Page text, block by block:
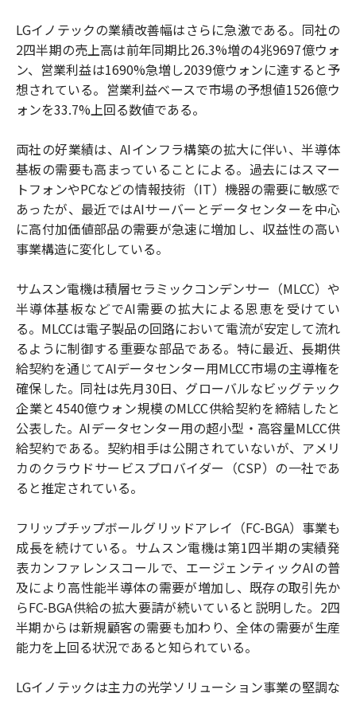
LGイノテックの業績改善幅はさらに急激である。同社の
2四半期の売上高は前年同期比26.3%増の4兆9697億ウォ
ン、営業利益は1690%急増し2039億ウォンに達すると予
想されている。営業利益ベースで市場の予想値1526億ウ
ォンを33.7%上回る数値である。
両社の好業績は、AIインフラ構築の拡大に伴い、半導体
基板の需要も高まっていることによる。過去にはスマー
トフォンやPCなどの情報技術（IT）機器の需要に敏感で
あったが、最近ではAIサーバーとデータセンターを中心
に高付加価値部品の需要が急速に増加し、収益性の高い
事業構造に変化している。
サムスン電機は積層セラミックコンデンサー（MLCC）や
半導体基板などでAI需要の拡大による恩恵を受けてい
る。MLCCは電子製品の回路において電流が安定して流れ
るように制御する重要な部品である。特に最近、長期供
給契約を通じてAIデータセンター用MLCC市場の主導権を
確保した。同社は先月30日、グローバルなビッグテック
企業と4540億ウォン規模のMLCC供給契約を締結したと
公表した。AIデータセンター用の超小型・高容量MLCC供
給契約である。契約相手は公開されていないが、アメリ
カのクラウドサービスプロバイダー（CSP）の一社であ
ると推定されている。
フリップチップボールグリッドアレイ（FC-BGA）事業も
成長を続けている。サムスン電機は第1四半期の実績発
表カンファレンスコールで、エージェンティックAIの普
及により高性能半導体の需要が増加し、既存の取引先か
らFC-BGA供給の拡大要請が続いていると説明した。2四
半期からは新規顧客の需要も加わり、全体の需要が生産
能力を上回る状況であると知られている。
LGイノテックは主力の光学ソリューション事業の堅調な